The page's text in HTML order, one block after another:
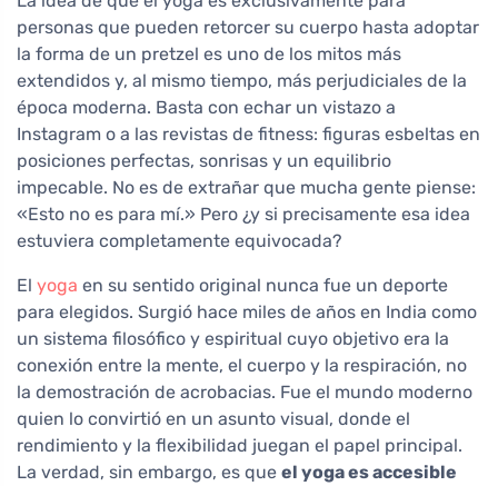
personas que pueden retorcer su cuerpo hasta adoptar
la forma de un pretzel es uno de los mitos más
extendidos y, al mismo tiempo, más perjudiciales de la
época moderna. Basta con echar un vistazo a
Instagram o a las revistas de fitness: figuras esbeltas en
posiciones perfectas, sonrisas y un equilibrio
impecable. No es de extrañar que mucha gente piense:
«Esto no es para mí.» Pero ¿y si precisamente esa idea
estuviera completamente equivocada?
El yoga en su sentido original nunca fue un deporte
para elegidos. Surgió hace miles de años en India como
un sistema filosófico y espiritual cuyo objetivo era la
conexión entre la mente, el cuerpo y la respiración, no
la demostración de acrobacias. Fue el mundo moderno
quien lo convirtió en un asunto visual, donde el
rendimiento y la flexibilidad juegan el papel principal.
La verdad, sin embargo, es que el yoga es accesible